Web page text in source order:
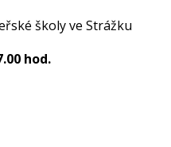
školy ve Strážku
hod.